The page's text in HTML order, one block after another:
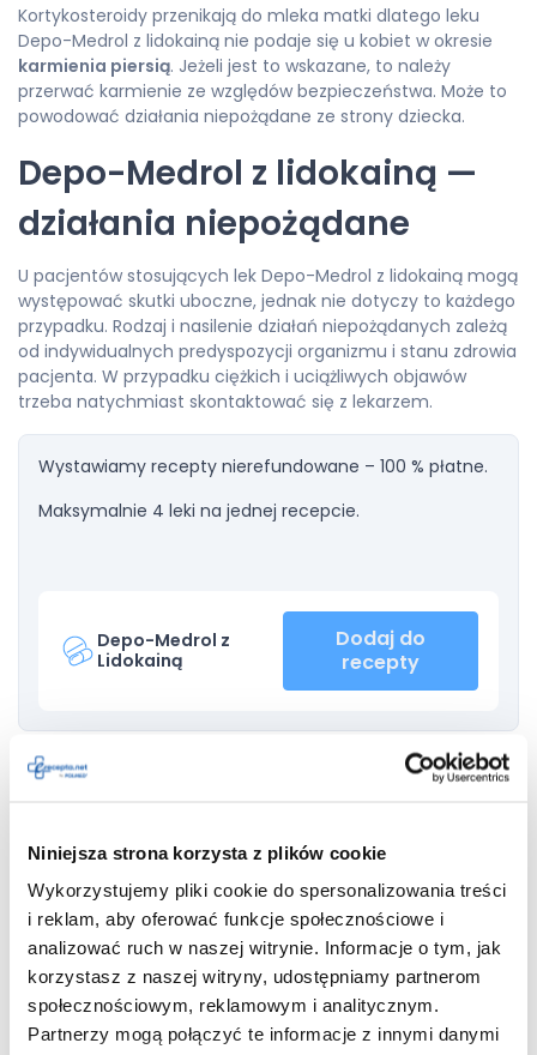
Niniejsza strona korzysta z plików cookie
Wykorzystujemy pliki cookie do spersonalizowania treści
i reklam, aby oferować funkcje społecznościowe i
analizować ruch w naszej witrynie. Informacje o tym, jak
korzystasz z naszej witryny, udostępniamy partnerom
społecznościowym, reklamowym i analitycznym.
Partnerzy mogą połączyć te informacje z innymi danymi
Kortykosteroidy przenikają do mleka matki dlatego leku
Depo-Medrol z lidokainą nie podaje się u kobiet w okresie
karmienia piersią. Jeżeli jest to wskazane, to należy
przerwać karmienie ze względów bezpieczeństwa. Może to
powodować działania niepożądane ze strony dziecka.
Depo-Medrol z lidokainą —
działania niepożądane
U pacjentów stosujących lek Depo-Medrol z lidokainą mogą
występować skutki uboczne, jednak nie dotyczy to każdego
przypadku. Rodzaj i nasilenie działań niepożądanych zależą
od indywidualnych predyspozycji organizmu i stanu zdrowia
pacjenta. W przypadku ciężkich i uciążliwych objawów
trzeba natychmiast skontaktować się z lekarzem.
Wystawiamy recepty nierefundowane – 100 % płatne.
Maksymalnie 4 leki na jednej recepcie.
Depo-Medrol z
Lidokainą
Dodaj do
recepty
Do tej pory odnotowywano takie działania niepożądane jak
zawroty głowy;
nerwowość;
uczucie oszołomienia;
drżenie;
parestezje okołoustne;